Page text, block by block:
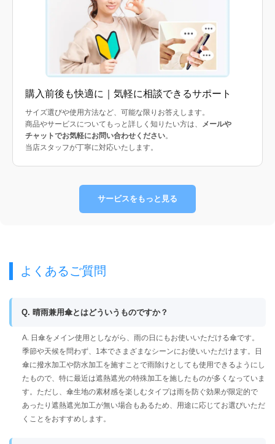
購入前後も快適に｜気軽に相談できるサポート
サイズ選びや使用方法など、可能な限りお答えします。
商品やサービスについてもっと詳しく知りたい方は、
メールや
チャットでお気軽にお問い合わせください。
当店スタッフが丁寧に対応いたします。
サービスをもっと見る
よくあるご質問
Q. 晴雨兼用傘とはどういうものですか？
A. 日傘をメイン使用としながら、雨の日にもお使いいただける傘です。
季節や天候を問わず、1本でさまざまなシーンにお使いいただけます。日
傘に撥水加工や防水加工を施すことで雨除けとしても使用できるようにし
たもので、特に最近は遮熱遮光の特殊加工を施したものが多くなっていま
す。ただし、傘生地の素材感を楽しむタイプは雨を防ぐ効果が限定的で
あったり遮熱遮光加工が無い場合もあるため、用途に応じてお選びいただ
くことをおすすめします。